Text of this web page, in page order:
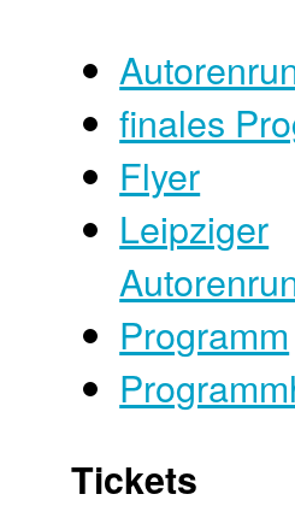
finales
Flyer
Leipziger
Programm
Tickets